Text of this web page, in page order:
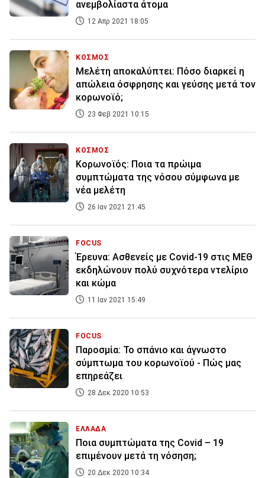
ανεμβολίαστα άτομα
12 Απρ 2021 18:05
ΚΟΣΜΟΣ
Μελέτη αποκαλύπτει: Πόσο διαρκεί η
απώλεια όσφρησης και γεύσης μετά τον
κορωνοϊό;
23 Φεβ 2021 10:15
ΚΟΣΜΟΣ
Κορωνοϊός: Ποια τα πρώιμα
συμπτώματα της νόσου σύμφωνα με
νέα μελέτη
26 Ιαν 2021 21:45
FOCUS
Έρευνα: Ασθενείς με Covid-19 στις ΜΕΘ
εκδηλώνουν πολύ συχνότερα ντελίριο
και κώμα
11 Ιαν 2021 15:49
FOCUS
Παροσμία: Το σπάνιο και άγνωστο
σύμπτωμα του κορωνοϊού - Πώς μας
επηρεάζει
28 Δεκ 2020 10:53
ΕΛΛΑΔΑ
Ποια συμπτώματα της Covid – 19
επιμένουν μετά τη νόσηση;
20 Δεκ 2020 10:34